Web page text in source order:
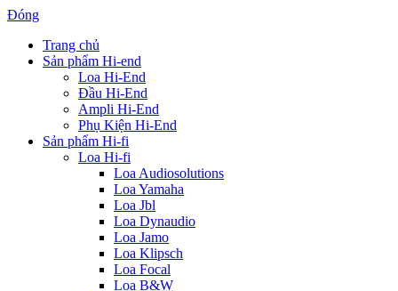
Đóng
Trang chủ
Sản phẩm Hi-end
Loa Hi-End
Đầu Hi-End
Ampli Hi-End
Phụ Kiện Hi-End
Sản phẩm Hi-fi
Loa Hi-fi
Loa Audiosolutions
Loa Yamaha
Loa Jbl
Loa Dynaudio
Loa Jamo
Loa Klipsch
Loa Focal
Loa B&W